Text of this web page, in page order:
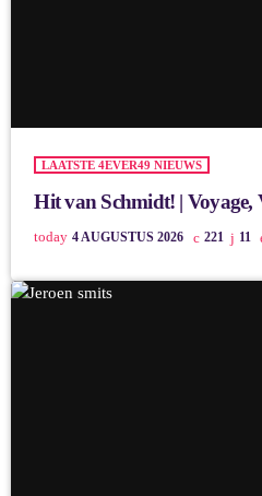
LAATSTE 4EVER49 NIEUWS
Hit van Schmidt! | Voyage,
today 4 AUGUSTUS 2026 221 11